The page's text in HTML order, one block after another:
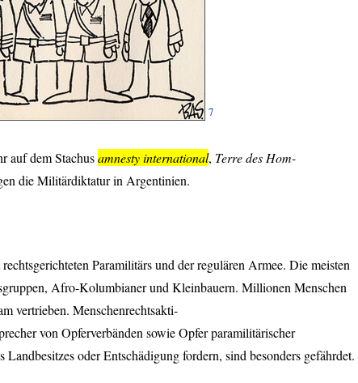
7
auf dem Stachusamnesty international, Terre des Hom-
die Militärdiktatur in Argentinien.
Paramilitärs und der regulären Armee. Die meisten
Afro-Kolumbianer und Kleinbauern. Millionen Menschen
vertrieben. Menschenrechtsakti-
von Opferverbänden sowie Opfer paramilitärischer
oder Entschädigung fordern, sind besonders gefährdet.